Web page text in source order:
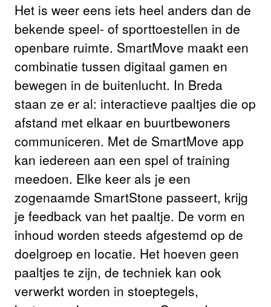
Het is weer eens iets heel anders dan de
bekende speel- of sporttoestellen in de
openbare ruimte. SmartMove maakt een
combinatie tussen digitaal gamen en
bewegen in de buitenlucht. In Breda
staan ze er al: interactieve paaltjes die op
afstand met elkaar en buurtbewoners
communiceren. Met de SmartMove app
kan iedereen aan een spel of training
meedoen. Elke keer als je een
zogenaamde SmartStone passeert, krijg
je feedback van het paaltje. De vorm en
inhoud worden steeds afgestemd op de
doelgroep en locatie. Het hoeven geen
paaltjes te zijn, de techniek kan ook
verwerkt worden in stoeptegels,